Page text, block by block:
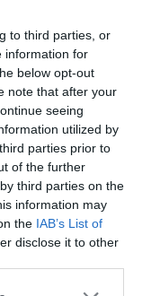
to third parties, or
information for
below opt-out
note that after your
seeing
utilized by
parties prior to
of the further
third parties on the
information may
the IAB’s List of
disclose it to other
or more Google
kövessen
Hírek oldalán!